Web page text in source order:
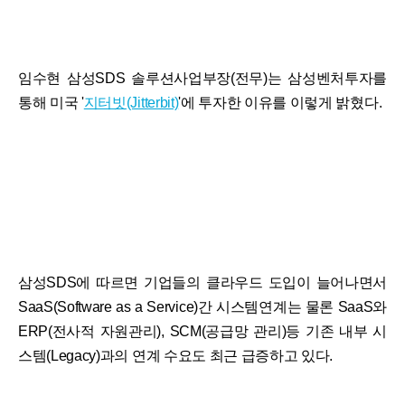
임수현 삼성SDS 솔루션사업부장(전무)는 삼성벤처투자를
통해 미국 '지터빗(Jitterbit)'에 투자한 이유를 이렇게 밝혔다.
삼성SDS에 따르면 기업들의 클라우드 도입이 늘어나면서
SaaS(Software as a Service)간 시스템연계는 물론 SaaS와
ERP(전사적 자원관리), SCM(공급망 관리)등 기존 내부 시
스템(Legacy)과의 연계 수요도 최근 급증하고 있다.